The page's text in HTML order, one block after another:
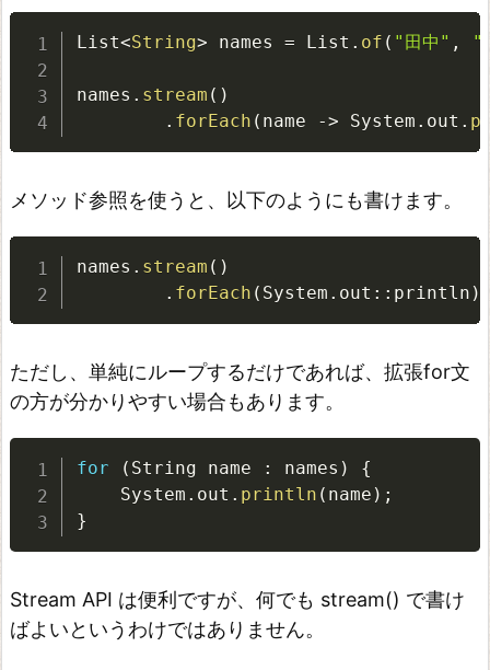
m
A
P
I
す
と
元
ク
ョ
List<String> names = List . of ( "田中" , "
names . stream ( )
. forEach ( name -> System . out .
メソッド参照を使うと、以下のようにも書けます。
names . stream ( )
. forEach ( System . out : : println )
ただし、単純にループするだけであれば、拡張for文
の方が分かりやすい場合もあります。
for ( String name : names )
{
    System
. out . println ( name ) ;
}
Stream API は便利ですが、何でも stream() で書け
ばよいというわけではありません。